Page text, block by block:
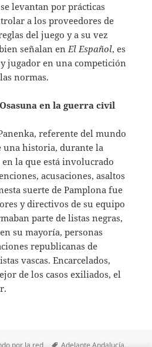
levantan por prácticas
a los proveedores de
del juego y a su vez
señalan enEl Español, es
jugador en una competición
normas.
en la guerra civil
referente del mundo
historia, durante la
la que está involucrado
acusaciones, asaltos
suerte de Pamplona fue
y directivos de su equipo
parte de listas negras,
su mayoría, personas
republicanas de
vascas. Encarcelados,
de los casos exiliados, el
por la red Etiquetas
Adelante Andalucía,